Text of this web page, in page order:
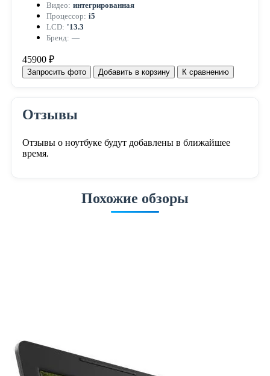
Видео: интегрированная
Процессор: i5
LCD: '13.3
Бренд: —
45900 ₽
Запросить фото Добавить в корзину К сравнению
Отзывы
Отзывы о ноутбуке будут добавлены в ближайшее
время.
Похожие обзоры